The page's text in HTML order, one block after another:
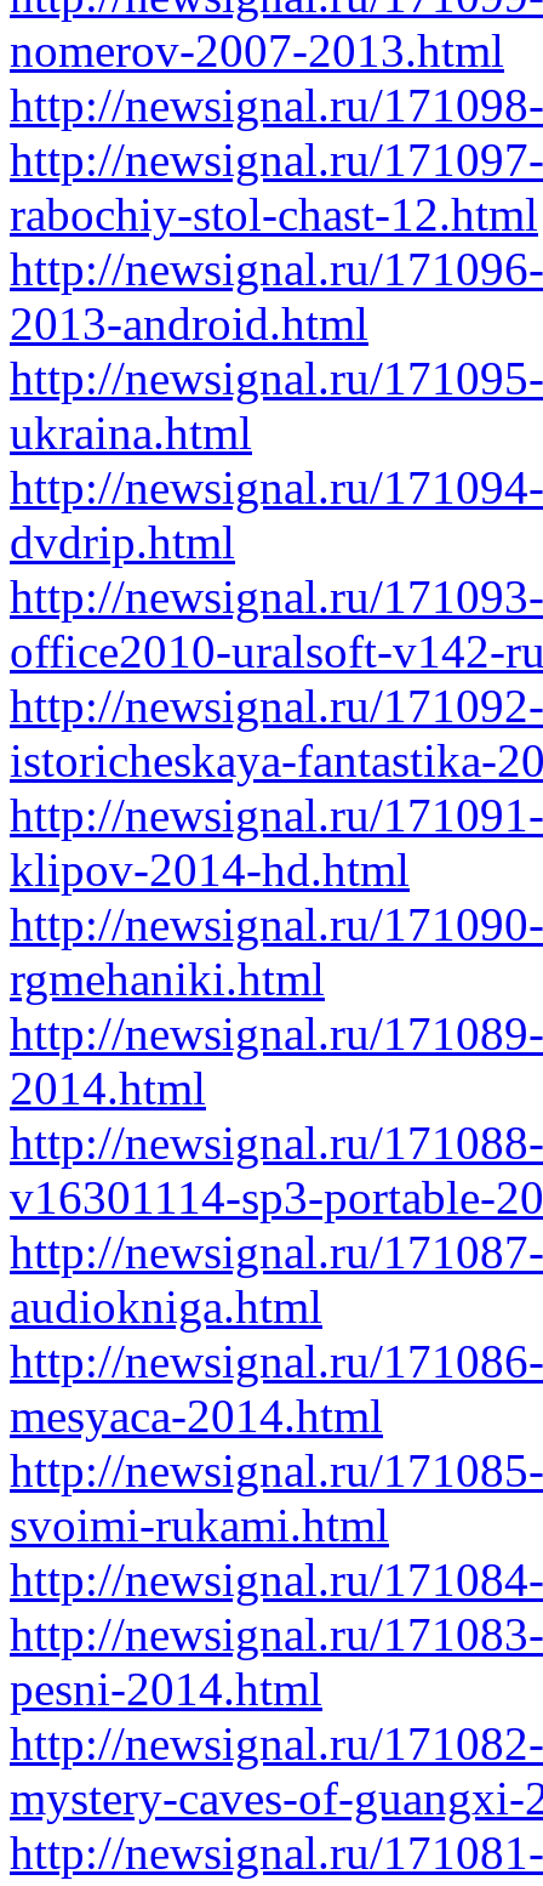
nomerov-2007-2013.html
http://newsignal.ru/
http://newsignal.ru/
rabochiy-stol-chast-12.html
http://newsignal.ru/
2013-android.html
http://newsignal.ru/
ukraina.html
http://newsignal.ru/
dvdrip.html
http://newsignal.ru/
office2010-uralsoft-v142-
http://newsignal.ru/
istoricheskaya-fantastika-
http://newsignal.ru/
klipov-2014-hd.html
http://newsignal.ru/
rgmehaniki.html
http://newsignal.ru/
2014.html
http://newsignal.ru/
v16301114-sp3-portable-
http://newsignal.ru/
audiokniga.html
http://newsignal.ru/
mesyaca-2014.html
http://newsignal.ru/
svoimi-rukami.html
http://newsignal.ru/
http://newsignal.ru/
pesni-2014.html
http://newsignal.ru/
mystery-caves-of-
http://newsignal.ru/